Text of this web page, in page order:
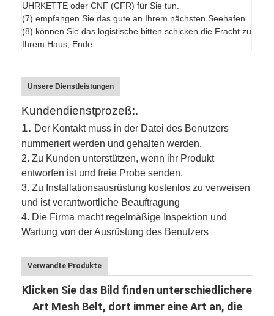
UHRKETTE oder CNF (CFR) für Sie tun.
(7) empfangen Sie das gute an Ihrem nächsten Seehafen.
(8) können Sie das logistische bitten schicken die Fracht zu
Ihrem Haus, Ende.
Unsere Dienstleistungen
Kundendienstprozeß:.
1. Der Kontakt muss in der Datei des Benutzers
nummeriert werden und gehalten werden.
2.Zu Kunden unterstützen, wenn ihr Produkt
entworfen ist und freie Probe senden.
3.Zu Installationsausrüstung kostenlos zu verweisen
und ist verantwortliche Beauftragung
4. Die Firma macht regelmäßige Inspektion und
Wartung von der Ausrüstung des Benutzers
Verwandte Produkte
Klicken Sie das Bild finden unterschiedlichere
Art Mesh Belt, dort immer eine Art an, die